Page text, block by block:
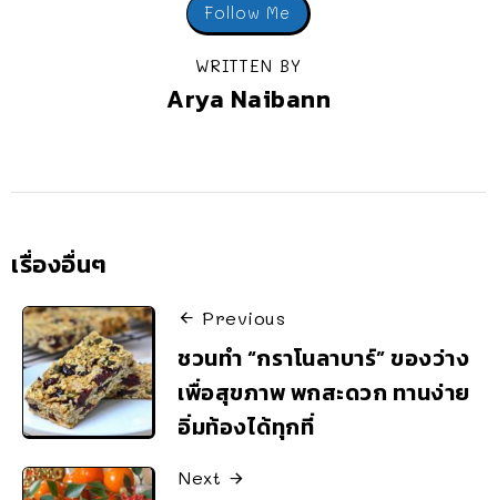
Follow Me
WRITTEN BY
Arya Naibann
เรื่องอื่นๆ
Previous
ชวนทำ “กราโนลาบาร์” ของว่าง
เพื่อสุขภาพ พกสะดวก ทานง่าย
อิ่มท้องได้ทุกที่
Next